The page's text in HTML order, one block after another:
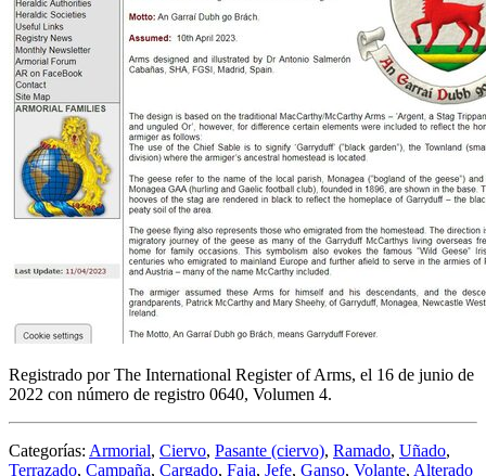
Registrado por The International Register of Arms, el 16 de junio de
2022 con número de registro 0640, Volumen 4.
Categorías: Armorial, Ciervo, Pasante (ciervo), Ramado, Uñado,
Terrazado, Campaña, Cargado, Faja, Jefe, Ganso, Volante, Alterado